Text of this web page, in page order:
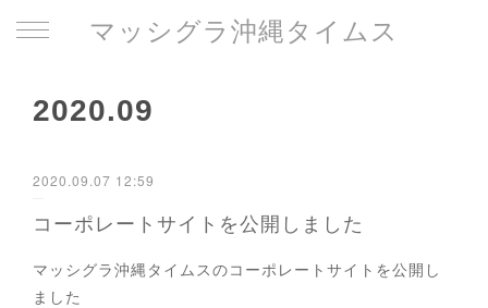
マッシグラ沖縄タイムス
2020.09
2020.09.07 12:59
コーポレートサイトを公開しました
マッシグラ沖縄タイムスのコーポレートサイトを公開し
ました